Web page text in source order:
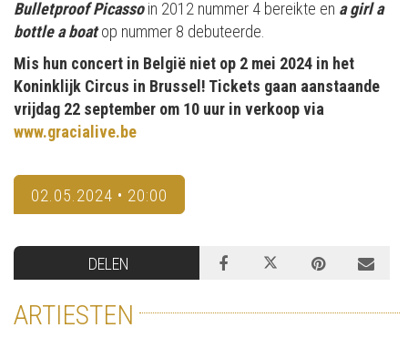
Bulletproof Picassoin 2012 nummer 4 bereikte en a girl a
bottle a boatop nummer 8 debuteerde.
Mis hun concert in België niet op 2 mei 2024 in het
Koninklijk Circus in Brussel! Tickets gaan aanstaande
vrijdag 22 september om 10 uur in verkoop via
www.gracialive.be
02.05.2024 • 20:00
DELEN
ARTIESTEN